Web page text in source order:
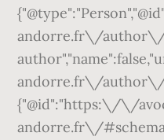
andorre.fr\/
andorre.fr\/author\/
{"@id":"https:\/\/
andorre.fr\/